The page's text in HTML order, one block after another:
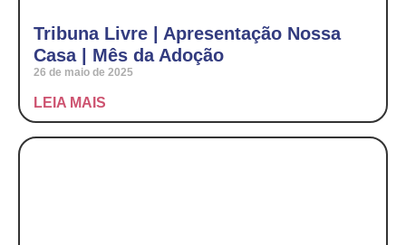
Tribuna Livre | Apresentação Nossa
Casa | Mês da Adoção
26 de maio de 2025
LEIA MAIS